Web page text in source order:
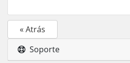
« Atrás
Soporte